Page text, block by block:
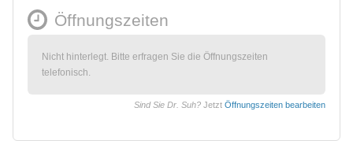
Öffnungszeiten
Nicht hinterlegt. Bitte erfragen Sie die Öffnungszeiten
telefonisch.
Sind Sie Dr. Suh? Jetzt Öffnungszeiten bearbeiten